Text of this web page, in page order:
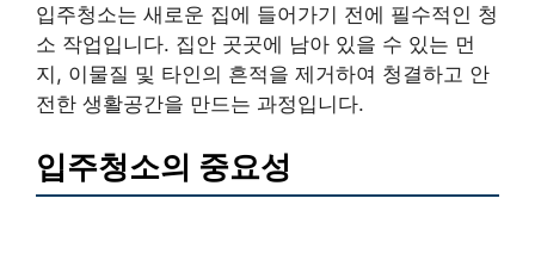
입주청소는 새로운 집에 들어가기 전에 필수적인 청
소 작업입니다. 집안 곳곳에 남아 있을 수 있는 먼
지, 이물질 및 타인의 흔적을 제거하여 청결하고 안
전한 생활공간을 만드는 과정입니다.
입주청소의 중요성